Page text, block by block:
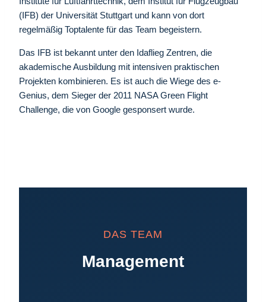
(IFB) der Universität Stuttgart und kann von dort
regelmäßig Toptalente für das Team begeistern.
Das IFB ist bekannt unter den Idaflieg Zentren, die
akademische Ausbildung mit intensiven praktischen
Projekten kombinieren. Es ist auch die Wiege des e-
Genius, dem Sieger der 2011 NASA Green Flight
Challenge, die von Google gesponsert wurde.
DAS TEAM
Management